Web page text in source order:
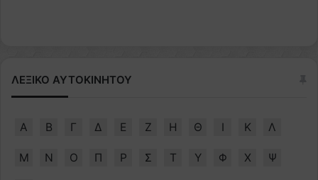
ΛΕΞΙΚΟ ΑΥΤΟΚΙΝΗΤΟΥ
Α Β Γ Δ Ε Ζ Η Θ Ι Κ Λ
Μ Ν Ο Π Ρ Σ Τ Υ Φ Χ Ψ